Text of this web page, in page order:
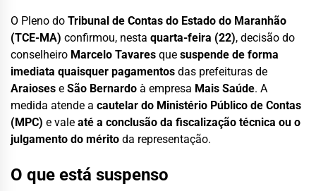
O Pleno do Tribunal de Contas do Estado do Maranhão
(TCE-MA) confirmou, nesta quarta-feira (22), decisão do
conselheiro Marcelo Tavares que suspende de forma
imediata quaisquer pagamentos das prefeituras de
Araioses e São Bernardo à empresa Mais Saúde. A
medida atende a cautelar do Ministério Público de Contas
(MPC) e vale até a conclusão da fiscalização técnica ou o
julgamento do mérito da representação.
O que está suspenso